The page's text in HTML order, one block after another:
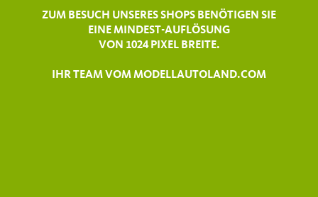
ZUM BESUCH UNSERES SHOPS BENÖTIGEN SIE
EINE MINDEST-AUFLÖSUNG
VON 1024 PIXEL BREITE.
IHR TEAM VOM MODELLAUTOLAND.COM